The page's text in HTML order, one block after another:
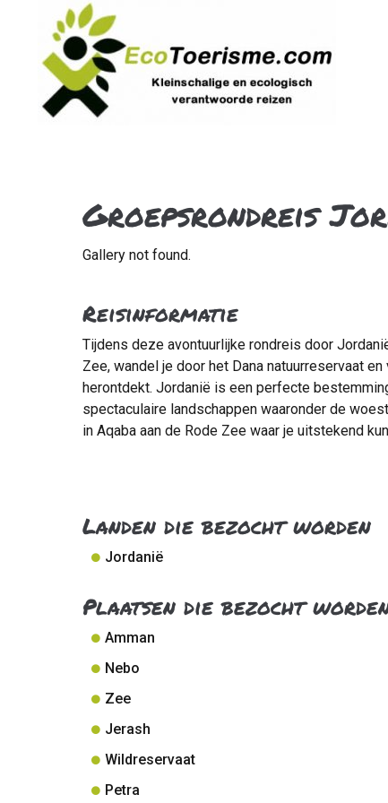
Groepsrondreis
Gallery not found.
Reisinformatie
Tijdens deze avontuurlijke rondreis door
Zee, wandel je door het Dana natuurreservaat
herontdekt. Jordanië is een perfecte
spectaculaire landschappen waaronder de
in Aqaba aan de Rode Zee waar je uitstekend
Landen die bezocht worden
Jordanië
Plaatsen die bezocht
Amman
Nebo
Zee
Jerash
Wildreservaat
Petra